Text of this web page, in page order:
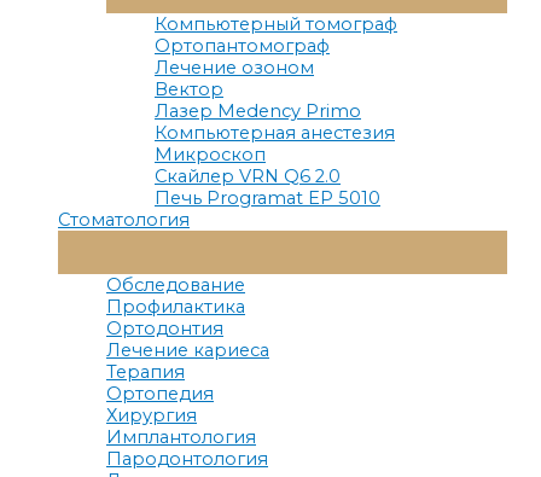
Меню
Компьютерный томограф
Ортопантомограф
Лечение озоном
Вектор
Лазер Medency Primo
Компьютерная анестезия
Микроскоп
Скайлер VRN Q6 2.0
Печь Programat EP 5010
Стоматология
Меню
Обследование
Профилактика
Ортодонтия
Лечение кариеса
Терапия
Ортопедия
Хирургия
Имплантология
Пародонтология